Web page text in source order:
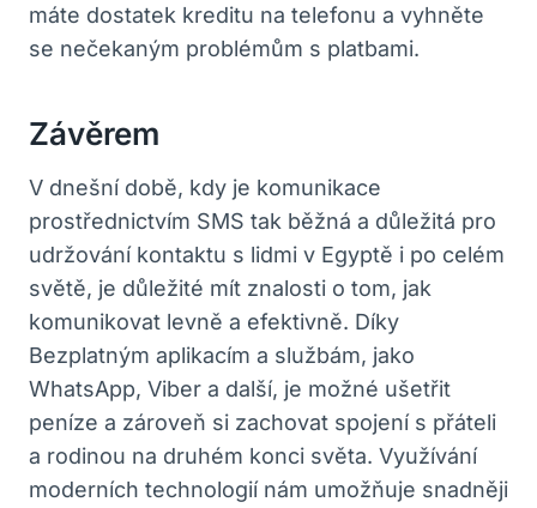
máte dostatek kreditu na telefonu a vyhněte
se nečekaným problémům s platbami.
Závěrem
V dnešní době, kdy je komunikace
prostřednictvím SMS tak běžná a důležitá pro
udržování kontaktu s lidmi v Egyptě i po celém
světě, je důležité mít znalosti o tom, jak
komunikovat levně a efektivně. Díky
Bezplatným aplikacím a službám, jako
WhatsApp, Viber a další, je možné ušetřit
peníze a zároveň si zachovat spojení s přáteli
a rodinou na druhém konci světa. Využívání
moderních technologií nám umožňuje snadněji